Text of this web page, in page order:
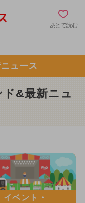
あとで読む
ュース
&最新ニュ
イベント・